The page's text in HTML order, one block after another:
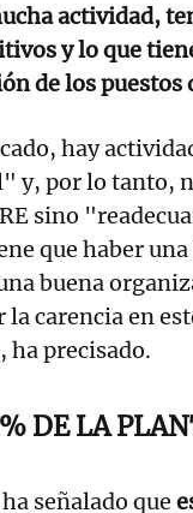
actividad,
y lo que
de los
hay
y, por lo tanto,
sino
que haber una
buena
la carencia en
precisado.
DE LA
señalado que